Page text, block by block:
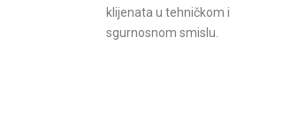
klijenata u tehničkom i
sgurnosnom smislu.